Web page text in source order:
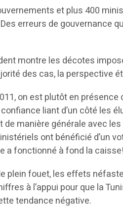
et plus 400
erreurs de gouvernance
montre les décotes
des cas, la perspective
on est plutôt en
liant d’un côté les
de manière générale avec
ont bénéficié d’un
a fonctionné à fond la
plein fouet, les effets
à l’appui pour que la
tendance négative.